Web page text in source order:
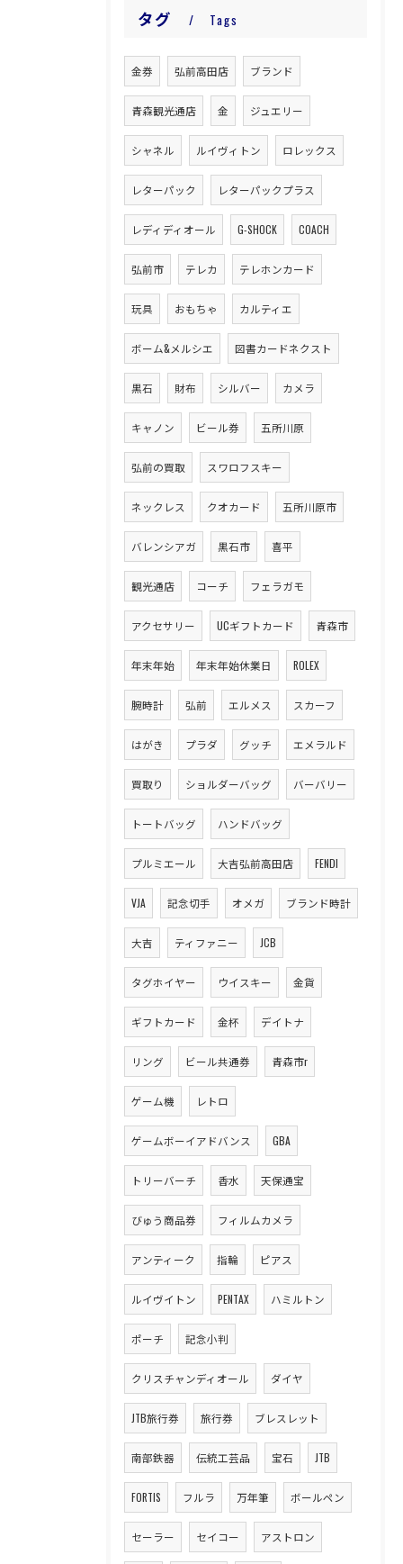
タグ Tags
金券 弘前高田店 ブランド
青森観光通店 金 ジュエリー
シャネル ルイヴィトン ロレックス
レターパック レターパックプラス
レディディオール G-SHOCK COACH
弘前市 テレカ テレホンカード
玩具 おもちゃ カルティエ
ボーム&メルシエ 図書カードネクスト
黒石 財布 シルバー カメラ
キャノン ビール券 五所川原
弘前の買取 スワロフスキー
ネックレス クオカード 五所川原市
バレンシアガ 黒石市 喜平
観光通店 コーチ フェラガモ
アクセサリー UCギフトカード 青森市
年末年始 年末年始休業日 ROLEX
腕時計 弘前 エルメス スカーフ
はがき プラダ グッチ エメラルド
買取り ショルダーバッグ バーバリー
トートバッグ ハンドバッグ
プルミエール 大吉弘前高田店 FENDI
VJA 記念切手 オメガ ブランド時計
大吉 ティファニー JCB
タグホイヤー ウイスキー 金貨
ギフトカード 金杯 デイトナ
リング ビール共通券 青森市r
ゲーム機 レトロ
ゲームボーイアドバンス GBA
トリーバーチ 香水 天保通宝
びゅう商品券 フィルムカメラ
アンティーク 指輪 ピアス
ルイヴイトン PENTAX ハミルトン
ポーチ 記念小判
クリスチャンディオール ダイヤ
JTB旅行券 旅行券 ブレスレット
南部鉄器 伝統工芸品 宝石 JTB
FORTIS フルラ 万年筆 ボールペン
セーラー セイコー アストロン